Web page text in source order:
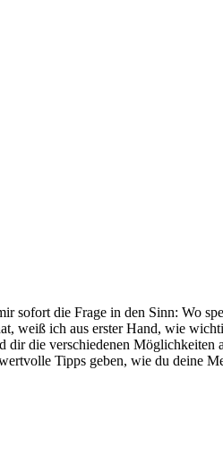
sofort⁢ die Frage in den ‌Sinn: Wo
weiß​ ich aus erster Hand, wie
die⁣ verschiedenen
Tipps geben, wie du deine